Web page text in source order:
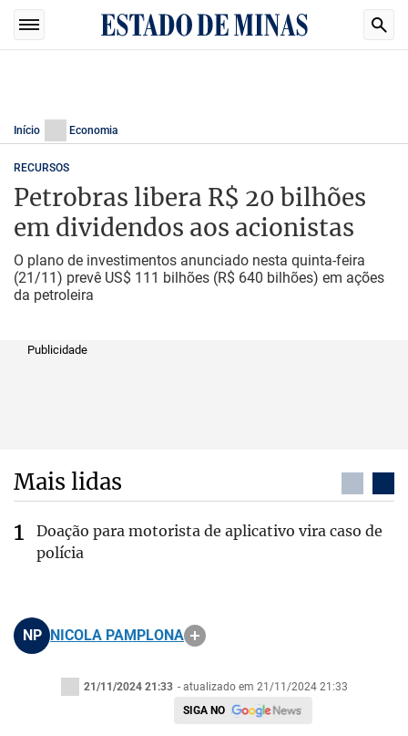
Início Economia
RECURSOS
Petrobras libera R$ 20 bilhões
em dividendos aos acionistas
O plano de investimentos anunciado nesta quinta-feira
(21/11) prevê US$ 111 bilhões (R$ 640 bilhões) em ações
da petroleira
Publicidade
Mais lidas
Doação para motorista de aplicativo vira caso de
polícia
NP NICOLA PAMPLONA
21/11/2024 21:33 - atualizado em 21/11/2024 21:33
SIGA NO